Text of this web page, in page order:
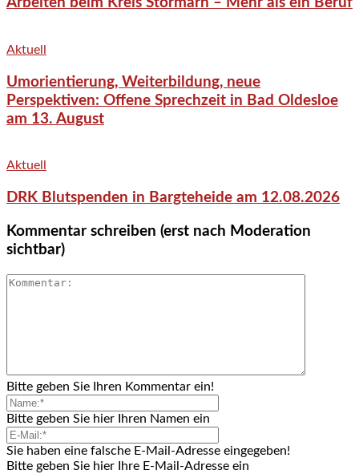
Arbeiten beim Kreis Stormarn – Mehr als ein Beruf
Aktuell
Umorientierung, Weiterbildung, neue
Perspektiven: Offene Sprechzeit in Bad Oldesloe
am 13. August
Aktuell
DRK Blutspenden in Bargteheide am 12.08.2026
Kommentar schreiben (erst nach Moderation
sichtbar)
Bitte geben Sie Ihren Kommentar ein!
Bitte geben Sie hier Ihren Namen ein
Sie haben eine falsche E-Mail-Adresse eingegeben!
Bitte geben Sie hier Ihre E-Mail-Adresse ein